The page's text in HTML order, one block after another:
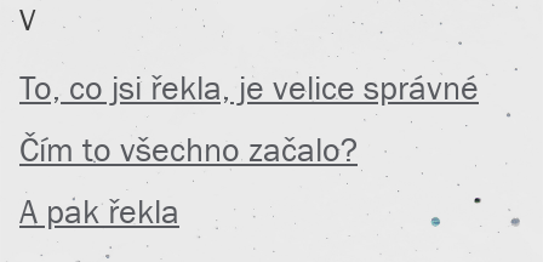
V
To, co jsi řekla, je velice správné
Čím to všechno začalo?
A pak řekla